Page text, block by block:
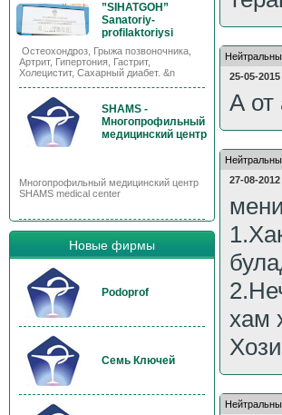
”SIHATGOH”
Sanatoriy-
profilaktoriysi
Остеохондроз, Грыжа позвоночника,
Артрит, Гипертония, Гастрит,
Холецистит, Сахарный диабет. &n
SHAMS -
Многопрофильный
медицинский центр
Многопрофильный медицинский центр
SHAMS medical center
Новые фирмы
Podoprof
Семь Ключей
25-05-2015
А от
27-08-2012
хам